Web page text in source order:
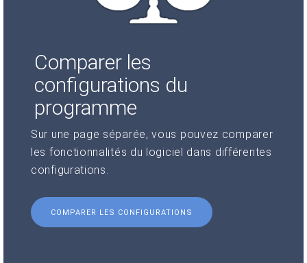
Comparer les
configurations du
programme
Sur une page séparée, vous pouvez comparer
les fonctionnalités du logiciel dans différentes
configurations.
COMPARER LES CONFIGURATIONS